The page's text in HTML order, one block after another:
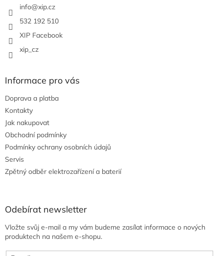
info@xip.cz
532 192 510
XIP Facebook
xip_cz
Informace pro vás
Doprava a platba
Kontakty
Jak nakupovat
Obchodní podmínky
Podmínky ochrany osobních údajů
Servis
Zpětný odběr elektrozařízení a baterií
Odebírat newsletter
Vložte svůj e-mail a my vám budeme zasílat informace o nových
produktech na našem e-shopu.